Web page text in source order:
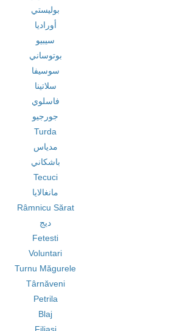
بوليستي
أوراديا
سيبيو
بوتوساني
سوسيفا
سلاتينا
فاسلوي
جورجيو
Turda
مدياس
باشكاني
Tecuci
مانغالايا
Râmnicu Sărat
ديج
Fetesti
Voluntari
Turnu Măgurele
Târnăveni
Petrila
Blaj